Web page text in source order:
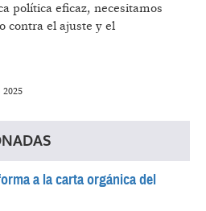
política eficaz, necesitamos
contra el ajuste y el
a la carta orgánica del